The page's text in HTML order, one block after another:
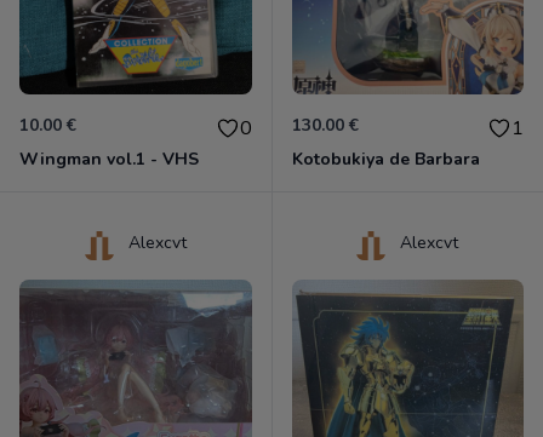
10.00 € 0
Wingman vol.1 - VHS
130.00 € 1
Kotobukiya de Barbara
Alexcvt Alexcvt